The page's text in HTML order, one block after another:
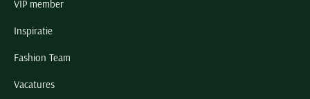
Vanguard vesten
Vanguard broeken
VIP member
Inspiratie
Fashion Team
Vacatures